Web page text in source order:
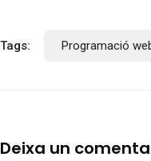
Tags: Programació
Deixa un